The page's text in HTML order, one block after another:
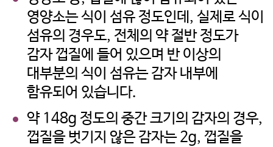
영양소는 식이 섬유 정도인데, 실제로 식이
섬유의 경우도, 전체의 약 절반 정도가
감자 껍질에 들어 있으며 반 이상의
대부분의 식이 섬유는 감자 내부에
함유되어 있습니다.
약 148g 정도의 중간 크기의 감자의 경우,
껍질을 벗기지 않은 감자는 2g, 껍질을